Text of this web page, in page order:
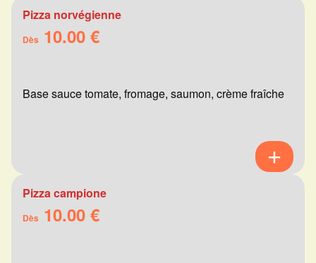
Pizza norvégienne
Dès 10.00 €
Base sauce tomate, fromage, saumon, crème fraîche
Pizza campione
Dès 10.00 €